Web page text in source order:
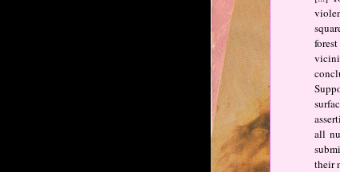
all
their